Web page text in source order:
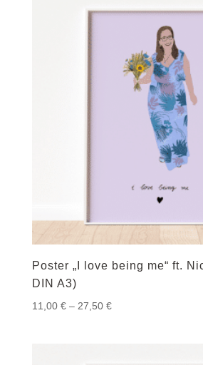
Poster „I love being me“ ft.
DIN A3)
11,00 € – 27,50 €Preisspanne: